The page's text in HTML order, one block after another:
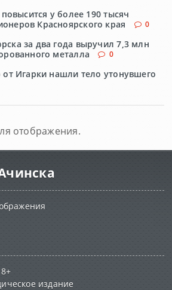
у более 190 тысяч
Красноярского края
0
за два года выручил 7,3 млн
металла
0
от Игарки нашли тело утонувшего
отображения.
издание